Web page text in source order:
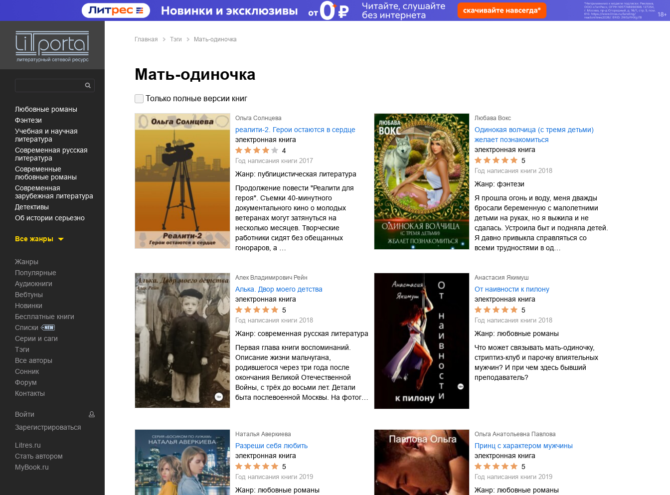
любовные романы
фэнтези
учебная и научная
литература
современная русская
литература
современные
любовные романы
современная
зарубежная литература
детективы
об истории серьезно
Все жанры
Жанры
Популярные
Аудиокниги
Вебтуны
Новинки
Бесплатные книги
Списки
Серии и саги
Тэги
Все авторы
Сонник
Форум
Контакты
Войти
Зарегистрироваться
Litres.ru
Стать автором
MyBook.ru
Главная Тэги Мать-одиночка
Мать-одиночка
Только полные версии книг
Ольга Солнцева
реалити-2. Герои остаются в сердце
электронная книга
4
Год написания книги 2017
Жанр: публицистическая литература
Продолжение повести "Реалити для
героя". Съемки 40-минутного
документального кино о молодых
ветеранах могут затянуться на
несколько месяцев. Творческие
работники сидят без обещанных
гонораров, а …
Любава Вокс
Одинокая волчица (с тремя детьми)
желает познакомиться
электронная книга
5
Год написания книги 2018
Жанр: фэнтези
Я прошла огонь и воду, меня дважды
бросали беременную с малолетними
детьми на руках, но я выжила и не
сдалась. Устроила быт и подняла детей.
Я давно привыкла справляться со
всеми трудностями в од…
Алек Владимирович Рейн
Алька. Двор моего детства
электронная книга
5
Год написания книги 2018
Жанр: современная русская литература
Первая глава книги воспоминаний.
Описание жизни мальчугана,
родившегося через три года после
окончания Великой Отечественной
Войны, с трёх до восьми лет. Детали
быта послевоенной Москвы. На фотог…
Анастасия Якимуш
От наивности к пилону
электронная книга
5
Год написания книги 2018
Жанр: любовные романы
Что может связывать мать-одиночку,
стриптиз-клуб и парочку влиятельных
мужчин? И при чем здесь бывший
преподаватель?
Наталья Аверкиева
Разреши себя любить
электронная книга
5
Год написания книги 2019
Жанр: любовные романы
Ольга Анатольевна Павлова
Принц с характером мужчины
электронная книга
5
Год написания книги 2019
Жанр: любовные романы